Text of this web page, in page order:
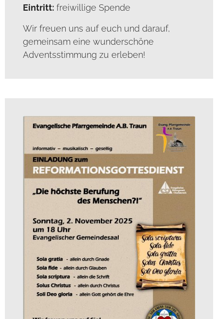
Eintritt: freiwillige Spende
Wir freuen uns auf euch und darauf,
gemeinsam eine wunderschöne
Adventsstimmung zu erleben!